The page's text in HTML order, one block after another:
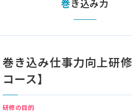
巻き込み力
巻き込み仕事力向上研
コース】
研修の目的